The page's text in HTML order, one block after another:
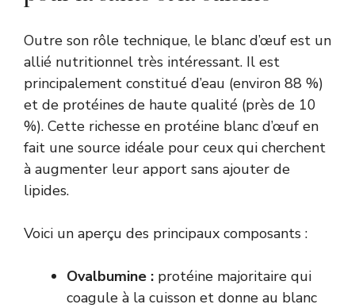
Outre son rôle technique, le blanc d’œuf est un
allié nutritionnel très intéressant. Il est
principalement constitué d’eau (environ 88 %)
et de protéines de haute qualité (près de 10
%). Cette richesse en protéine blanc d’œuf en
fait une source idéale pour ceux qui cherchent
à augmenter leur apport sans ajouter de
lipides.
Voici un aperçu des principaux composants :
Ovalbumine : protéine majoritaire qui
coagule à la cuisson et donne au blanc